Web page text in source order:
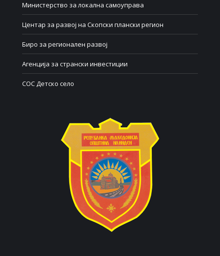
Министерство за локална самоуправа
Центар за развој на Скопски плански регион
Биро за регионален развој
Агенција за странски инвестиции
СОС Детско село